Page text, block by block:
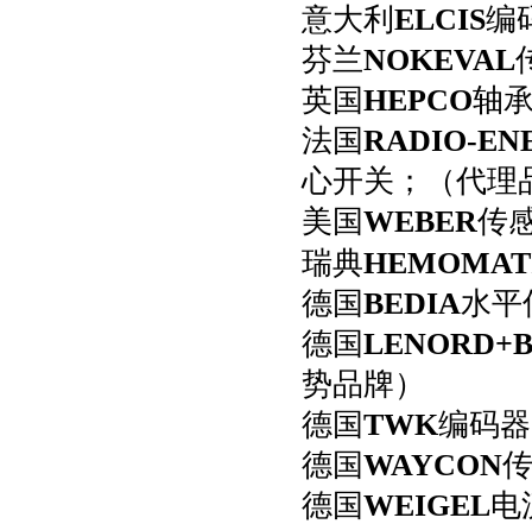
意大利 ELCIS编
芬兰NOKEVAL
英国HEPCO轴
法国RADIO-
心开关；（代理
美国WEBER传
瑞典
德国BEDIA水平
德国
势品牌）
德国TWK编码
德国WAYCON
德国WEIGEL电